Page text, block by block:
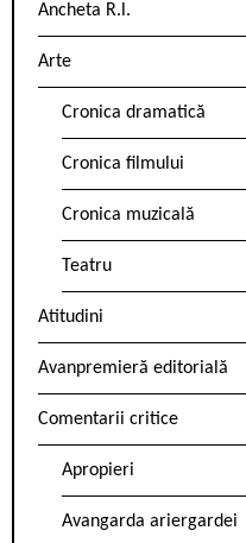
Ancheta R.l.
Arte
Cronica dramatică
Cronica filmului
Cronica muzicală
Teatru
Atitudini
Avanpremieră editorială
Comentarii critice
Apropieri
Avangarda ariergardei